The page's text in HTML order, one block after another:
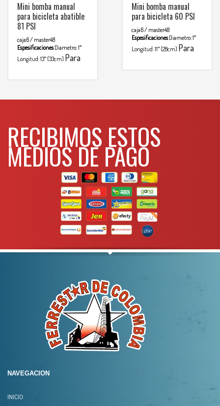
Mini bomba manual
para bicicleta abatible
81 PSI
caja6 / master48
Espesificaciones Diametro: 1″
Longitud: 13″ (33cm) Para
WHATSAPP3134392699
Mini bomba manual
para bicicleta 60 PSI
caja6 / master48
Espesificaciones Diametro: 1″
Longitud: 11″ (28cm) Para
RECIBIMOS ESTOS
MEDIOS DE PAGO
NAVEGACION
INICIO